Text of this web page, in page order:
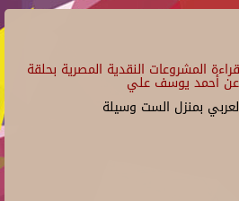
المشروعات النقدية المصرية بحلقة
أحمد يوسف علي
بمنزل الست وسيلة